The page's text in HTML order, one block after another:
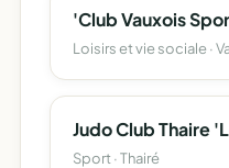
'Club Vauxois
Loisirs et vie sociale ·
Judo Club Thaire
Sport · Thairé